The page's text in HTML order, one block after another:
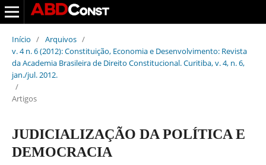
Início / Arquivos /
v. 4 n. 6 (2012): Constituição, Economia e Desenvolvimento: Revista
da Academia Brasileira de Direito Constitucional. Curitiba, v. 4, n. 6,
jan./jul. 2012.
/
Artigos
JUDICIALIZAÇÃO DA POLÍTICA E
DEMOCRACIA